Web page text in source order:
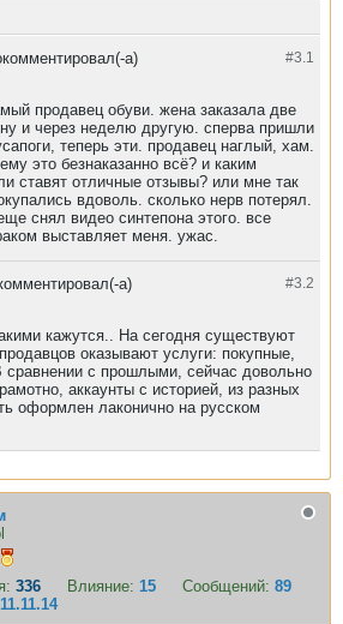
#3.1
а)
продавец обуви. жена заказала две
и через неделю другую. сперва пришли
теперь эти. продавец наглый, хам.
это безнаказанно всё? и каким
ставят отличные отзывы? или мне так
вдоволь. сколько нерв потерял.
снял видео синтепона этого. все
выставляет меня. ужас.
#3.2
а)
кажутся.. На сегодня существуют
оказывают услуги: покупные,
с прошлыми, сейчас довольно
аккаунты с историей, из разных
оформлен лаконично на русском
336 Влияние: 15 Сообщений: 89
11.11.14